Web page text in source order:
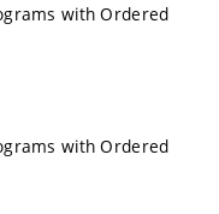
with Ordered
with Ordered